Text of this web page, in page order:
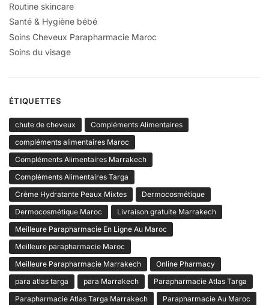
Routine skincare
Santé & Hygiène bébé
Soins Cheveux Parapharmacie Maroc
Soins du visage
ÉTIQUETTES
chute de cheveux
Compléments Alimentaires
compléments alimentaires Maroc
Compléments Alimentaires Marrakech
Compléments Alimentaires Targa
Crème Hydratante Peaux Mixtes
Dermocosmétique
Dermocosmétique Maroc
Livraison gratuite Marrakech
Meilleure Parapharmacie En Ligne Au Maroc
Meilleure parapharmacie Maroc
Meilleure Parapharmacie Marrakech
Online Pharmacy
para atlas targa
para Marrakech
Parapharmacie Atlas Targa
Parapharmacie Atlas Targa Marrakech
Parapharmacie Au Maroc